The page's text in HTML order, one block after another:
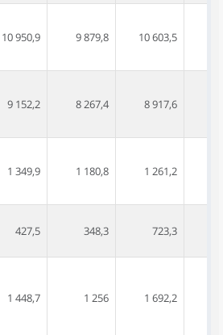
10 950,9 9 879,8 10 603,5
9 152,2 8 267,4 8 917,6
1 349,9 1 180,8 1 261,2
427,5 348,3 723,3
1 448,7 1 256 1 692,2